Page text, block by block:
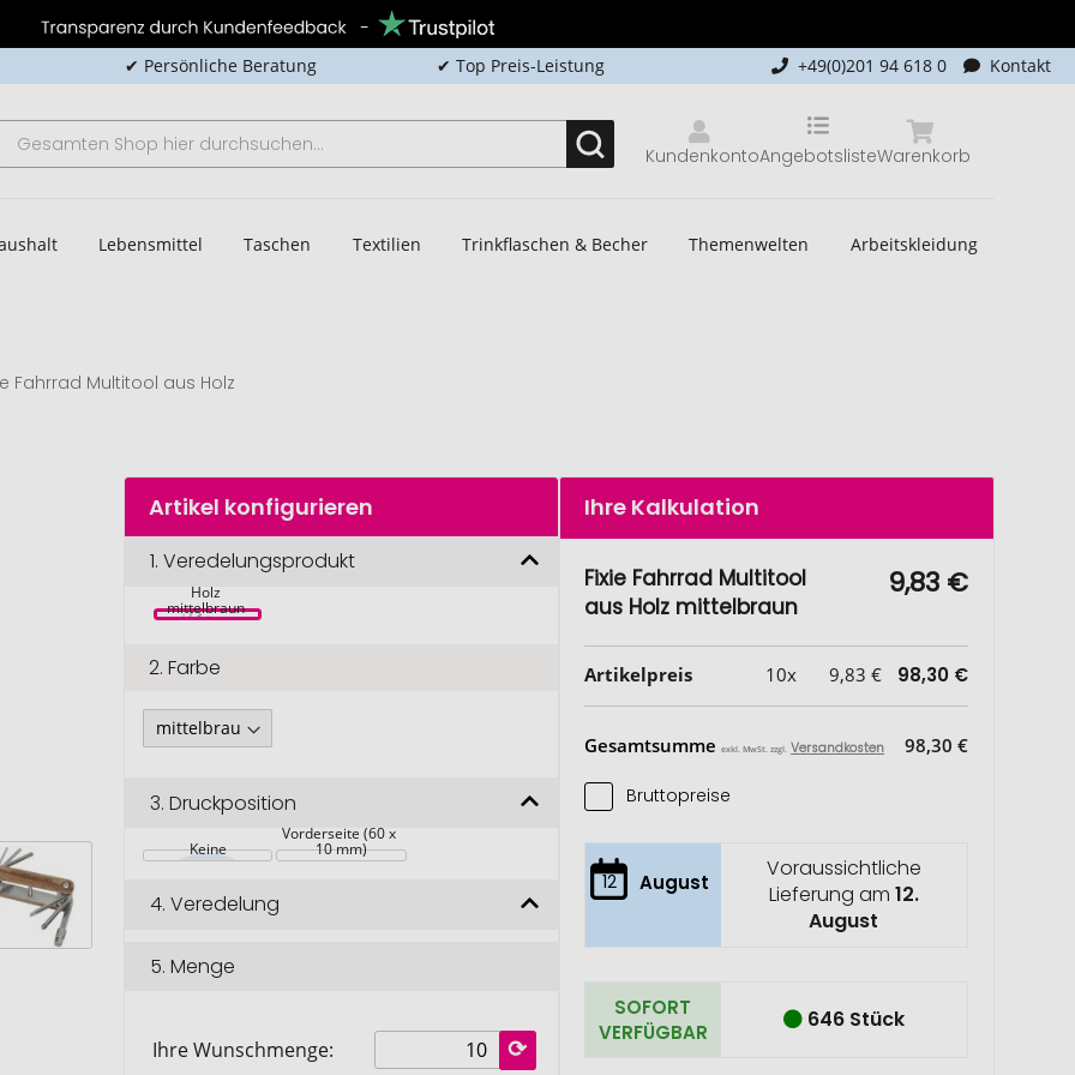
✔ Persönliche Beratung ✔ Top Preis-Leistung +49(0)201 94 618 0 Kontakt
Kundenkonto Warenkorb
Angebotsliste
Lebensmittel Taschen Textilien Trinkflaschen & Becher Themenwelten Arbeitskleidung
Fahrrad Multitool aus Holz
Artikel konfigurieren
1.Veredelungsprodukt
Fixie Fahrrad
Holz
mittelbraun
2.Farbe
3.Druckposition
Keine
Vorderseite (60 x
10 mm)
4.Veredelung
5.Menge
Ihre Wunschmenge:
Ihre Kalkulation
Fixie Fahrrad Multitool
aus Holz mittelbraun
9,83 €
Artikelpreis 10x 9,83 € 98,30 €
Gesamtsumme exkl. MwSt. zzgl. Versandkosten 98,30 €
Bruttopreise
12 August
Voraussichtliche
Lieferung am 12.
August
SOFORT
VERFÜGBAR
646 Stück